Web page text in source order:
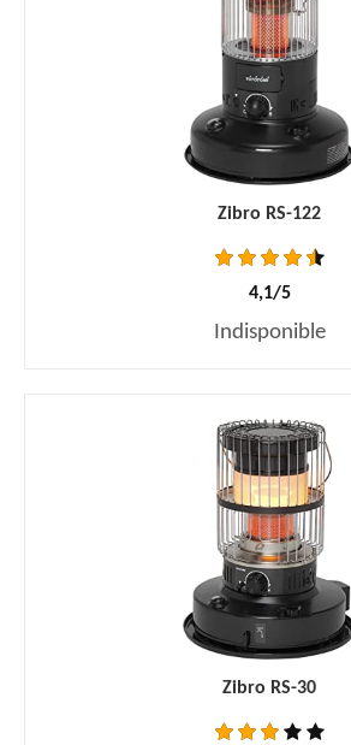
Zibro RS-122
4,1/5
Indisponible
Zibro RS-30